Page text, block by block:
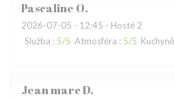
Pascaline O
2026-07-05 - 12:45 - Hosté 2
Služba : 5/5 Atmosféra : 5/5 Kuchyně
Jean marcD